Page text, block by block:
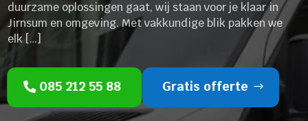
duurzame oplossingen gaat, wij staan voor je klaar in
Jirnsum en omgeving. Met vakkundige blik pakken we
elk […]
085 212 55 88 Gratis offerte